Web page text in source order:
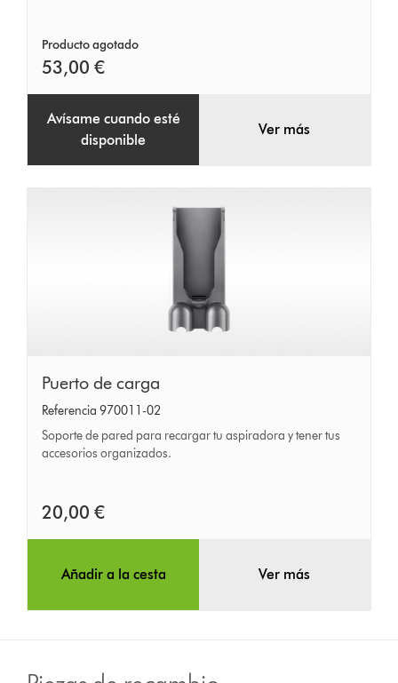
quitar
Producto agotado
53,00 €
Avísame cuando esté
disponible
Ver más
Puerto
de
carga
Puerto de carga
Referencia 970011-02
Soporte de pared para recargar tu aspiradora y tener tus
accesorios organizados.
20,00 €
Añadir a la cesta Ver más